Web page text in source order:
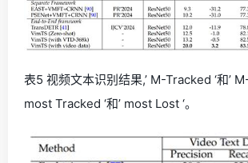
表5 视频文本识别结果,’ M-Tracked ‘和’
most Tracked ‘和’ most Lost ‘。